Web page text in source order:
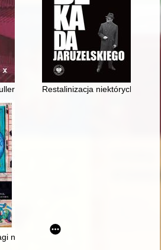
i Hoffmann a organy parafii Kopice
Restalinizacja niektórych
na temat ołtarza głównego z lat